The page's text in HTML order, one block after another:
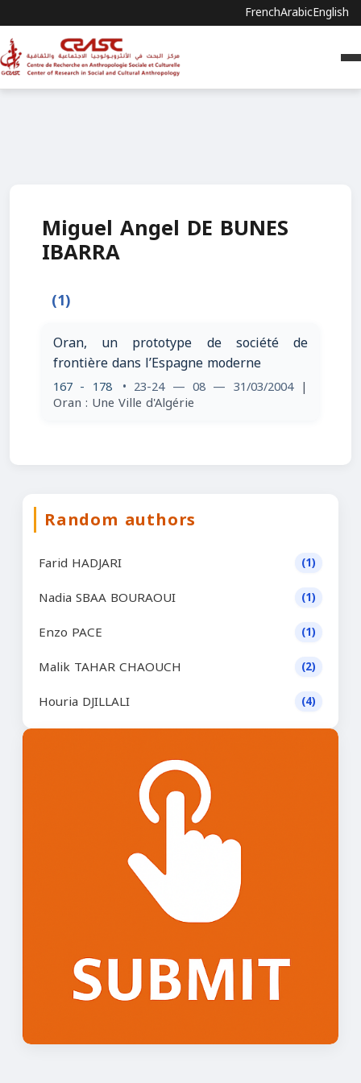
FrenchArabicEnglish
Miguel Angel DE BUNES
IBARRA
(1)
Oran, un prototype de société de
frontière dans l’Espagne moderne
167 - 178 • 23-24 — 08 — 31/03/2004 |
Oran : Une Ville d'Algérie
Random authors
Farid HADJARI (1)
Nadia SBAA BOURAOUI (1)
Enzo PACE (1)
Malik TAHAR CHAOUCH (2)
Houria DJILLALI (4)